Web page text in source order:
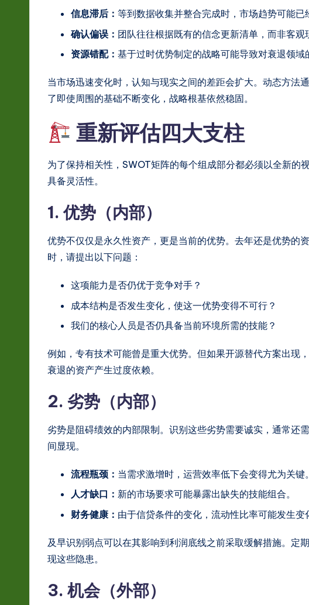
in
&
ft
In
信息滞后： 等到数据收集并整合完成时，市场趋势可能已
确认偏误： 团队往往根据既有的信念更新清单，而非客观
资源错配： 基于过时优势制定的战略可能导致对衰退领域
当市场迅速变化时，认知与现实之间的差距会扩大。动态方法
了即使周围的基础不断变化，战略根基依然稳固。
重新评估四大支柱
为了保持相关性，SWOT矩阵的每个组成部分都必须以全新的
具备灵活性。
1. 优势（内部）
优势不仅仅是永久性资产，更是当前的优势。去年还是优势的
时，请提出以下问题：
这项能力是否仍优于竞争对手？
成本结构是否发生变化，使这一优势变得不可行？
我们的核心人员是否仍具备当前环境所需的技能？
例如，专有技术可能曾是重大优势。但如果开源替代方案出现
衰退的资产产生过度依赖。
2. 劣势（内部）
劣势是阻碍绩效的内部限制。识别这些劣势需要诚实，通常还
间显现。
流程瓶颈： 当需求激增时，运营效率低下会变得尤为关键。
人才缺口： 新的市场要求可能暴露出缺失的技能组合。
财务健康： 由于信贷条件的变化，流动性比率可能发生变
及早识别弱点可以在其影响到利润底线之前采取缓解措施。定
现这些隐患。
3. 机会（外部）